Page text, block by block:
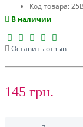
Код товара:
В наличии
Оставить отзыв
145 грн.